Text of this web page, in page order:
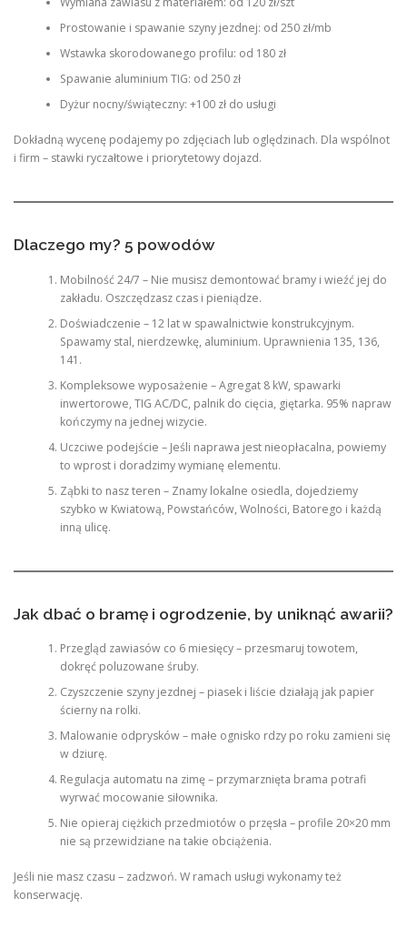
Prostowanie i spawanie szyny jezdnej: od 250 zł/mb
Wstawka skorodowanego profilu: od 180 zł
Spawanie aluminium TIG: od 250 zł
Dyżur nocny/świąteczny: +100 zł do usługi
Dokładną wycenę podajemy po zdjęciach lub oględzinach. Dla wspólnot
i firm – stawki ryczałtowe i priorytetowy dojazd.
Dlaczego my? 5 powodów
Mobilność 24/7 – Nie musisz demontować bramy i wieźć jej do
zakładu. Oszczędzasz czas i pieniądze.
Doświadczenie – 12 lat w spawalnictwie konstrukcyjnym.
Spawamy stal, nierdzewkę, aluminium. Uprawnienia 135, 136,
141.
Kompleksowe wyposażenie – Agregat 8 kW, spawarki
inwertorowe, TIG AC/DC, palnik do cięcia, giętarka. 95% napraw
kończymy na jednej wizycie.
Uczciwe podejście – Jeśli naprawa jest nieopłacalna, powiemy
to wprost i doradzimy wymianę elementu.
Ząbki to nasz teren – Znamy lokalne osiedla, dojedziemy
szybko w Kwiatową, Powstańców, Wolności, Batorego i każdą
inną ulicę.
Jak dbać o bramę i ogrodzenie, by uniknąć awarii?
Przegląd zawiasów co 6 miesięcy – przesmaruj towotem,
dokręć poluzowane śruby.
Czyszczenie szyny jezdnej – piasek i liście działają jak papier
ścierny na rolki.
Malowanie odprysków – małe ognisko rdzy po roku zamieni się
w dziurę.
Regulacja automatu na zimę – przymarznięta brama potrafi
wyrwać mocowanie siłownika.
Nie opieraj ciężkich przedmiotów o przęsła – profile 20×20 mm
nie są przewidziane na takie obciążenia.
Jeśli nie masz czasu – zadzwoń. W ramach usługi wykonamy też
konserwację.